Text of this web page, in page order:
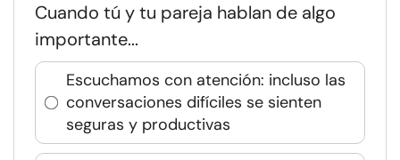
Cuando tú y tu pareja hablan de algo
importante...
Escuchamos con atención: incluso las
conversaciones difíciles se sienten
seguras y productivas